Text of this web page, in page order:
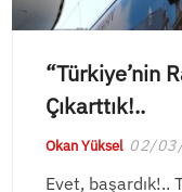
“Türkiye’nin
Çıkarttık!..
Okan Yüksel 02/
Evet, başardık!..